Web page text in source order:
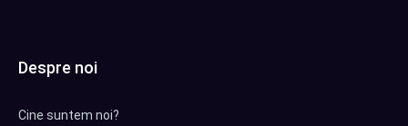
Despre noi
Cine suntem noi?